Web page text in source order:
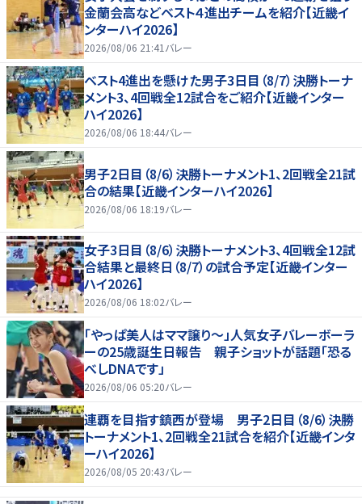
金蘭会高などベスト４進出チームを紹介【近畿イ
ンターハイ2026】
2026/08/06 21:41 バレー
ベスト4進出を懸けた男子3日目（8/7）決勝トーナ
メント3、4回戦全12試合をご紹介【近畿インター
ハイ2026】
2026/08/06 18:44バレー
男子2日目（8/6）決勝トーナメント1、2回戦全21試
合の結果【近畿インターハイ2026】
2026/08/06 18:19バレー
女子3日目（8/6）決勝トーナメント3、4回戦全12試
合結果と最終日（8/7）の試合予定【近畿インター
ハイ2026】
2026/08/06 18:02バレー
「やっぱ美人はママ譲り～」人気女子バレーボーラ
ーの25歳誕生日報告 親子ショットが話題「恐る
べしDNAです」
2026/08/06 05:20バレー
連覇を目指す鎮西が登場 男子2日目（8/6）決勝
トーナメント1、2回戦全21試合を紹介【近畿インタ
ーハイ2026】
2026/08/05 20:43バレー